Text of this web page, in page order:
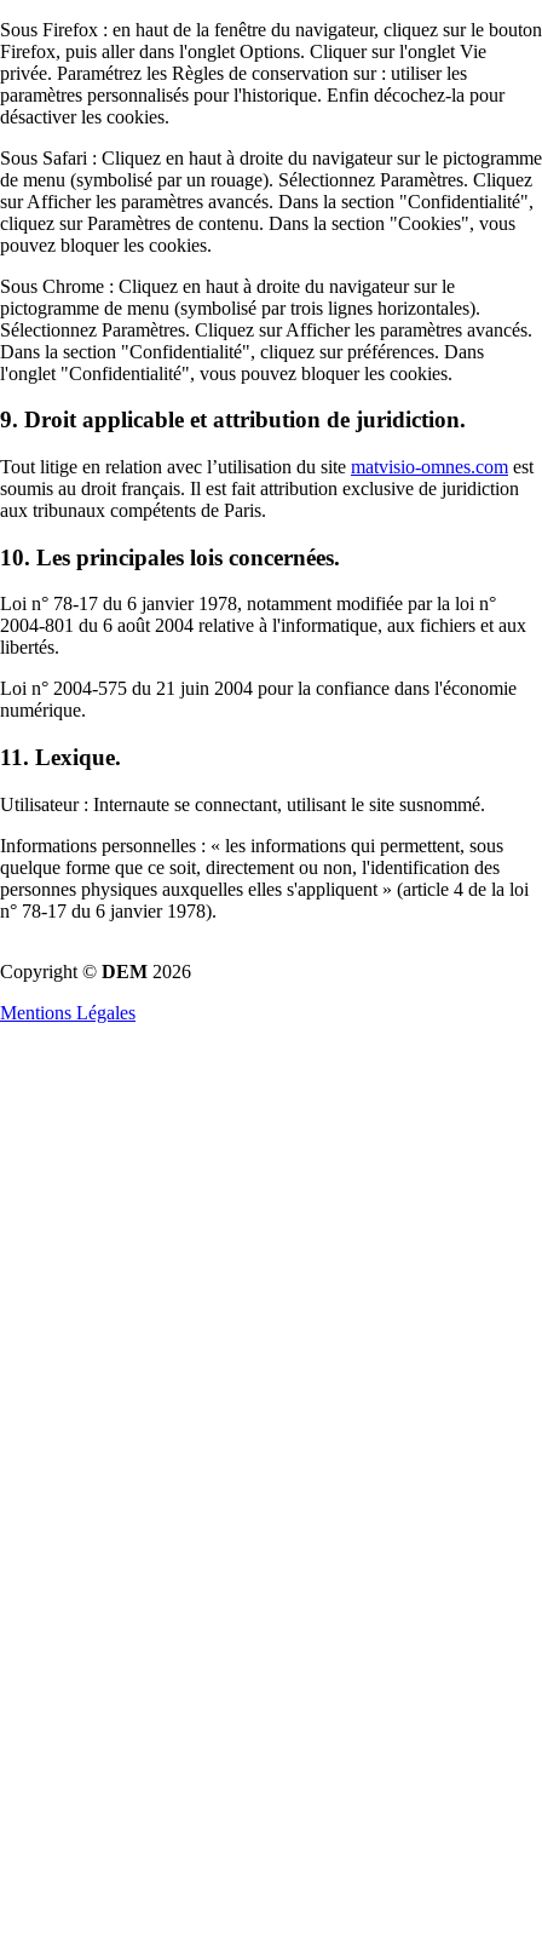
Sous Firefox : en haut de la fenêtre du navigateur, cliquez sur le bouton
Firefox, puis aller dans l'onglet Options. Cliquer sur l'onglet Vie
privée. Paramétrez les Règles de conservation sur : utiliser les
paramètres personnalisés pour l'historique. Enfin décochez-la pour
désactiver les cookies.
Sous Safari : Cliquez en haut à droite du navigateur sur le pictogramme
de menu (symbolisé par un rouage). Sélectionnez Paramètres. Cliquez
sur Afficher les paramètres avancés. Dans la section "Confidentialité",
cliquez sur Paramètres de contenu. Dans la section "Cookies", vous
pouvez bloquer les cookies.
Sous Chrome : Cliquez en haut à droite du navigateur sur le
pictogramme de menu (symbolisé par trois lignes horizontales).
Sélectionnez Paramètres. Cliquez sur Afficher les paramètres avancés.
Dans la section "Confidentialité", cliquez sur préférences. Dans
l'onglet "Confidentialité", vous pouvez bloquer les cookies.
9. Droit applicable et attribution de juridiction.
Tout litige en relation avec l’utilisation du site matvisio-omnes.com est
soumis au droit français. Il est fait attribution exclusive de juridiction
aux tribunaux compétents de Paris.
10. Les principales lois concernées.
Loi n° 78-17 du 6 janvier 1978, notamment modifiée par la loi n°
2004-801 du 6 août 2004 relative à l'informatique, aux fichiers et aux
libertés.
Loi n° 2004-575 du 21 juin 2004 pour la confiance dans l'économie
numérique.
11. Lexique.
Utilisateur : Internaute se connectant, utilisant le site susnommé.
Informations personnelles : « les informations qui permettent, sous
quelque forme que ce soit, directement ou non, l'identification des
personnes physiques auxquelles elles s'appliquent » (article 4 de la loi
n° 78-17 du 6 janvier 1978).
Copyright © DEM 2026
Mentions Légales